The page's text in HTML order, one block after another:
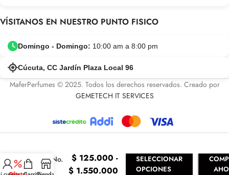
VÍSITANOS EN NUESTRO PUNTO FISICO
Domingo - Domingo: 10:00 am a 8:00 pm
Cúcuta, CC Jardín Plaza Local 96
MaferPerfumes © 2025. Todos los derechos reservados. Creado por
GEMETECH IT SERVICES
Bond No.
$ 125.000 -
$ 1.550.000
SELECCIONAR
OPCIONES